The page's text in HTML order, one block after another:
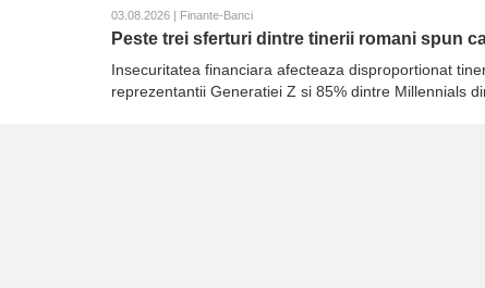
03.08.2026 | Finante-Banci
Peste trei sferturi dintre tinerii romani spun
Insecuritatea financiara afecteaza disproportionat
reprezentantii Generatiei Z si 85% dintre Millennials